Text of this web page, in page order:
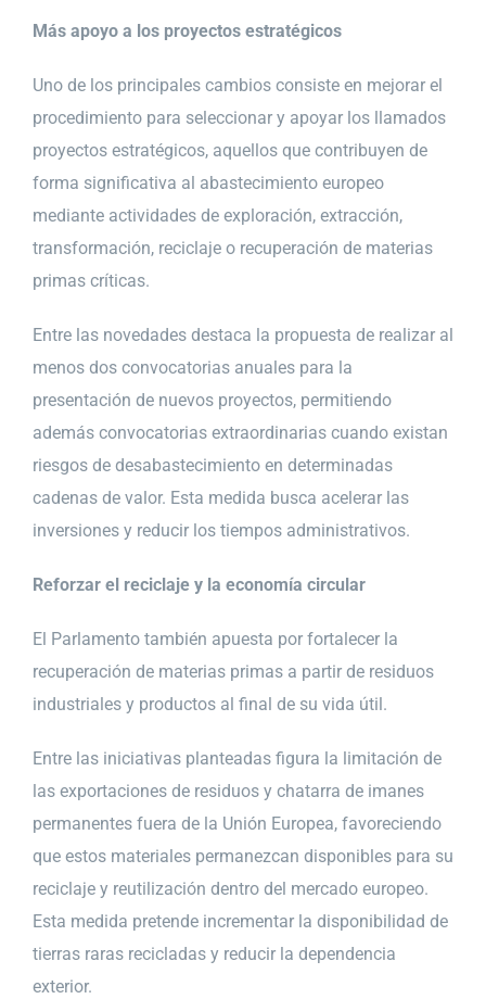
Más apoyo a los proyectos estratégicos
Uno de los principales cambios consiste en mejorar el
procedimiento para seleccionar y apoyar los llamados
proyectos estratégicos, aquellos que contribuyen de
forma significativa al abastecimiento europeo
mediante actividades de exploración, extracción,
transformación, reciclaje o recuperación de materias
primas críticas.
Entre las novedades destaca la propuesta de realizar al
menos dos convocatorias anuales para la
presentación de nuevos proyectos, permitiendo
además convocatorias extraordinarias cuando existan
riesgos de desabastecimiento en determinadas
cadenas de valor. Esta medida busca acelerar las
inversiones y reducir los tiempos administrativos.
Reforzar el reciclaje y la economía circular
El Parlamento también apuesta por fortalecer la
recuperación de materias primas a partir de residuos
industriales y productos al final de su vida útil.
Entre las iniciativas planteadas figura la limitación de
las exportaciones de residuos y chatarra de imanes
permanentes fuera de la Unión Europea, favoreciendo
que estos materiales permanezcan disponibles para su
reciclaje y reutilización dentro del mercado europeo.
Esta medida pretende incrementar la disponibilidad de
tierras raras recicladas y reducir la dependencia
exterior.